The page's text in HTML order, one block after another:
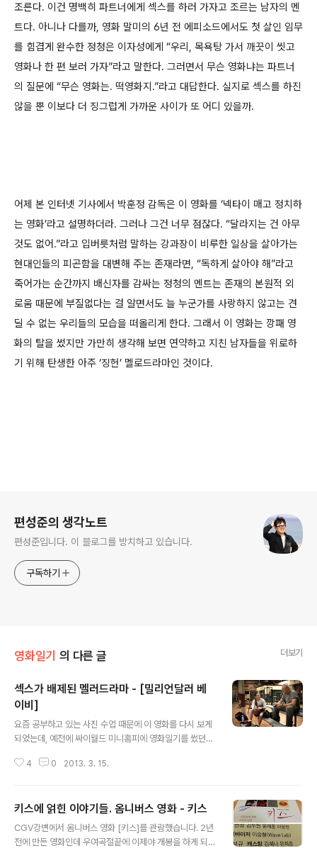
조른다. 이건 명백히 파트너에게 섹스를 하러 가자고 조르는 남자의 멘
트다. 아니나 다를까, 영화 말미의 6년 전 에피소드에서도 첫 살인 임무
를 힘겹게 완수한 정청은 이자성에게 “우리, 목욕탕 가서 깨끗이 씻고
영화나 한 편 보러 가자”라고 말한다. 그러면서 무슨 영화냐는 파트너
의 질문에 “무슨 영화는. 떡영화지.”라고 대답한다. 실지로 섹스를 하진
않을 뿐 이보다 더 징그럽게 가까운 사이가 또 어디 있을까.
어제 본 인터넷 기사에서 박훈정 감독은 이 영화를 ‘넥타이 매고 정치하
는 영화’라고 설명하더라. 그러나 그건 너무 점잖다. “달라지는 건 아무
것도 없어.”라고 입버릇처럼 말하는 강과장이 비루한 일상을 살아가는
현대인들의 피곤함을 대변해 주는 존재라면, “독하게 살아야 해”라고
죽어가는 순간까지 배신자를 감싸는 정청의 멘트는 존재의 본원적 외
로움 때문에 부질없다는 걸 알면서도 늘 누군가를 사랑하지 않고는 견
딜 수 없는 우리들의 모습을 떠올리게 한다. 그래서 이 영화는 깡패 영
화의 탈을 썼지만 가만히 생각해 보면 연약하고 지친 남자들을 위로하
기 위해 탄생한 아주 ‘징헌’ 멜로드라마인 것이다.
편성준의 생각노트
편성준입니다. 이 블로그를 방치하고 있습니다.
구독하기
영화일기 의 다른 글 더보기
섹스가 배제된 멜러드라마 - [밀리언달러 베
이비]
요즘 공부하고 있는 사진 수업 때문에 이 영화를 다시 보게
되었는데, 예전에 싸이월드 미니홈피에 영화일기를 썼던
올렸으니 8년 전에 쓴 글이로군요. 섹스의 가능성이 완벽
밀리언달러 베이비. 왕년에 컷맨(링의 응급치료 트레이너)
으로 이름을 날리다 지금은 허름한 체육관을 운영하는 트
레이너 프랭키에게 매기라는 서른 한살 짜리 여자애가 권
4 0 2013. 3. 15.
키스에 얽힌 이야기들. 옴니버스 영화 - 키스
CGV강변에서 옴니버스 영화 [키스]를 관람했습니다. 2년
전에 만든 영화인데 우여곡절끝에 이제야 개봉을 하게 되